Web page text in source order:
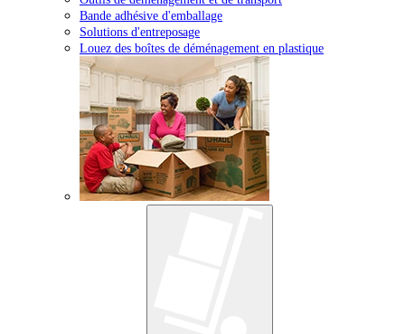
Bande adhésive d'emballage
Solutions d'entreposage
Louez des boîtes de déménagement en plastique